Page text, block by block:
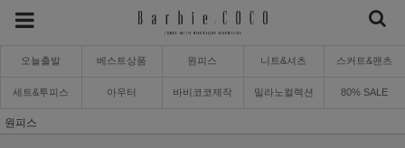
오늘출발 베스트상품 원피스 니트&셔츠 스커트&팬츠
세트&투피스 아우터 바비코코제작 밀라노컬렉션 80% SALE
원피스